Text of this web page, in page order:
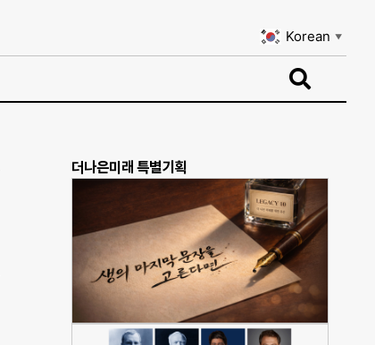
Korean ▼
더나은미래 특별기획